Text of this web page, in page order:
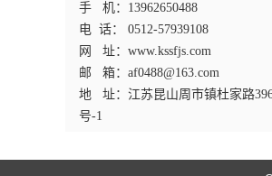
手 机：13962650488
电 话： 0512-57939108
网 址：www.kssfjs.com
邮 箱：af0488@163.com
地 址： 江苏昆山周市镇杜家路
号-1